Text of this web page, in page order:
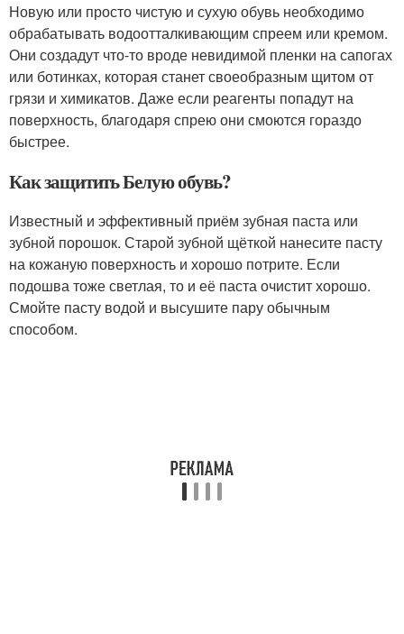
Новую или просто чистую и сухую обувь необходимо
обрабатывать водоотталкивающим спреем или кремом.
Они создадут что-то вроде невидимой пленки на сапогах
или ботинках, которая станет своеобразным щитом от
грязи и химикатов. Даже если реагенты попадут на
поверхность, благодаря спрею они смоются гораздо
быстрее.
Как защитить Белую обувь?
Известный и эффективный приём зубная паста или
зубной порошок. Старой зубной щёткой нанесите пасту
на кожаную поверхность и хорошо потрите. Если
подошва тоже светлая, то и её паста очистит хорошо.
Смойте пасту водой и высушите пару обычным
способом.